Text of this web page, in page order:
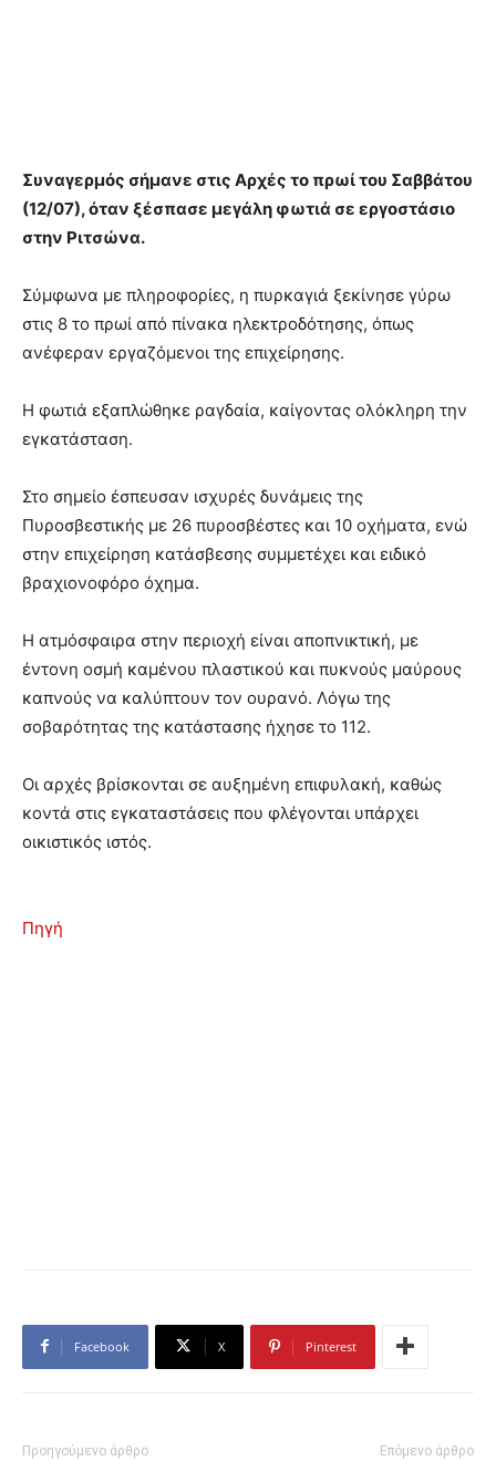
Συναγερμός σήμανε στις Αρχές το πρωί του Σαββάτου
(12/07), όταν ξέσπασε μεγάλη φωτιά σε εργοστάσιο
στην Ριτσώνα.
Σύμφωνα με πληροφορίες, η πυρκαγιά ξεκίνησε γύρω
στις 8 το πρωί από πίνακα ηλεκτροδότησης, όπως
ανέφεραν εργαζόμενοι της επιχείρησης.
Η φωτιά εξαπλώθηκε ραγδαία, καίγοντας ολόκληρη την
εγκατάσταση.
Στο σημείο έσπευσαν ισχυρές δυνάμεις της
Πυροσβεστικής με 26 πυροσβέστες και 10 οχήματα, ενώ
στην επιχείρηση κατάσβεσης συμμετέχει και ειδικό
βραχιονοφόρο όχημα.
Η ατμόσφαιρα στην περιοχή είναι αποπνικτική, με
έντονη οσμή καμένου πλαστικού και πυκνούς μαύρους
καπνούς να καλύπτουν τον ουρανό. Λόγω της
σοβαρότητας της κατάστασης ήχησε το 112.
Οι αρχές βρίσκονται σε αυξημένη επιφυλακή, καθώς
κοντά στις εγκαταστάσεις που φλέγονται υπάρχει
οικιστικός ιστός.
Πηγή
Facebook X Pinterest
Προηγούμενο άρθρο Επόμενο άρθρο